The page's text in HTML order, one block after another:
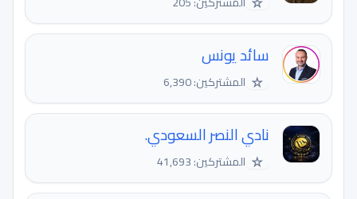
سائد يونس
☆ المشتركين: 6,390
نادي النصر السعودي.
☆ المشتركين: 41,693